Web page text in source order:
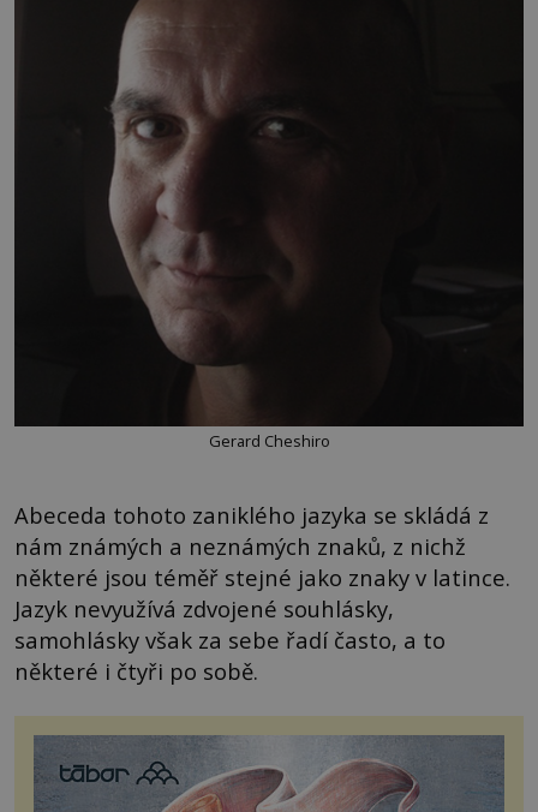
Gerard Cheshiro
Abeceda tohoto zaniklého jazyka se skládá z
nám známých a neznámých znaků, z nichž
některé jsou téměř stejné jako znaky v latince.
Jazyk nevyužívá zdvojené souhlásky,
samohlásky však za sebe řadí často, a to
některé i čtyři po sobě.